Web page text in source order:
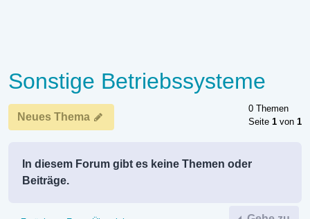
Sonstige Betriebssysteme
Neues Thema
0 Themen
Seite 1 von 1
In diesem Forum gibt es keine Themen oder
Beiträge.